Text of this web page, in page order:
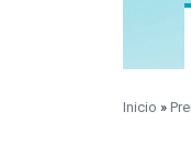
Inicio »